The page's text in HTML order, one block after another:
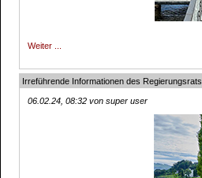
Weiter ...
Irreführende Informationen des Regierungsrats
06.02.24, 08:32 von super user